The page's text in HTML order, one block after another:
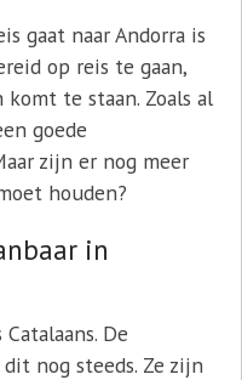
gaat naar Andorra is
op reis te gaan,
te staan. Zoals al
goede
zijn er nog meer
houden?
in
De
nog steeds. Ze zijn